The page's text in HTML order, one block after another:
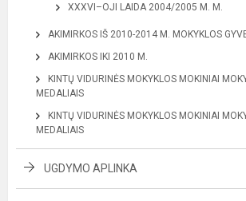
XXXVI–OJI LAIDA 2004/2005 M. M.
AKIMIRKOS IŠ 2010-2014 M. MOKYKLOS
AKIMIRKOS IKI 2010 M.
KINTŲ VIDURINĖS MOKYKLOS MOKINIAI
MEDALIAIS
KINTŲ VIDURINĖS MOKYKLOS MOKINIAI
MEDALIAIS
UGDYMO APLINKA